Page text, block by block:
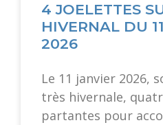
4 JOELETTES
HIVERNAL DU
2026
Le 11 janvier 2026,
très hivernale,
partantes pour